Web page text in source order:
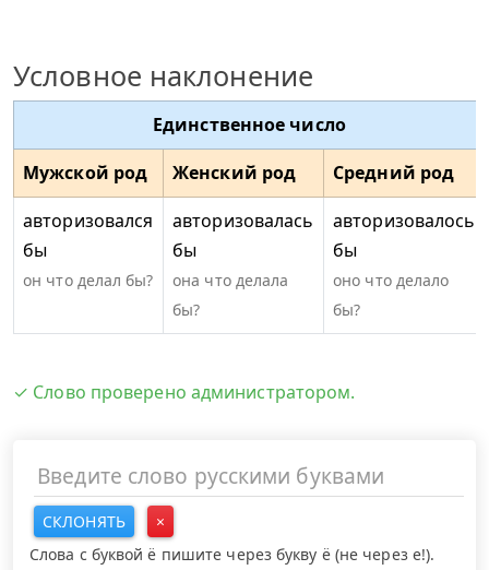
Условное наклонение
Единственное число
Мужской род
Женский род
Средний род
авторизовался
бы
он что делал бы?
авторизовалась
бы
она что делала
бы?
авторизовалось
бы
оно что делало
бы?
✓ Слово проверено администратором.
СКЛОНЯТЬ
×
Слова с буквой ё пишите через букву ё (не через е!).